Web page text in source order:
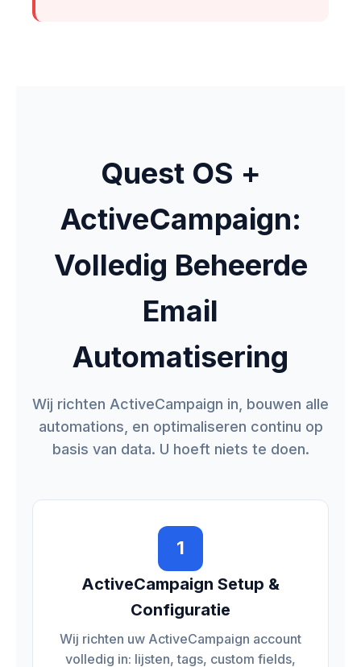
Quest OS +
ActiveCampaign:
Volledig Beheerde
Email
Automatisering
Wij richten ActiveCampaign in, bouwen alle
automations, en optimaliseren continu op
basis van data. U hoeft niets te doen.
1
ActiveCampaign Setup &
Configuratie
Wij richten uw ActiveCampaign account
volledig in: lijsten, tags, custom fields,